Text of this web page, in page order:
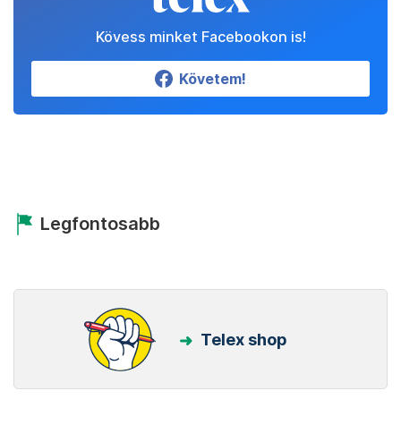
Kövess minket Facebookon is!
Követem!
Legfontosabb
Telex shop